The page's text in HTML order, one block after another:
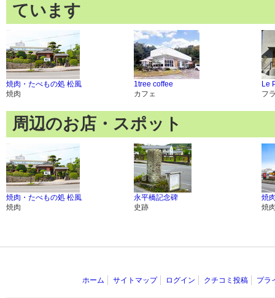
ています
焼肉・たべもの処 松風
焼肉
1tree coffee
カフェ
Le
フ
周辺のお店・スポット
焼肉・たべもの処 松風
焼肉
永平橋記念碑
史跡
焼
焼
ホーム サイトマップ ログイン クチコミ投稿 プラ